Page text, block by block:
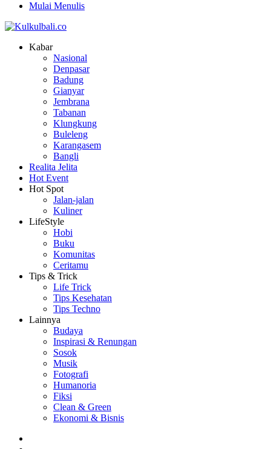
Mulai Menulis
Kabar
Nasional
Denpasar
Badung
Gianyar
Jembrana
Tabanan
Klungkung
Buleleng
Karangasem
Bangli
Realita Jelita
Hot Event
Hot Spot
Jalan-jalan
Kuliner
LifeStyle
Hobi
Buku
Komunitas
Ceritamu
Tips & Trick
Life Trick
Tips Kesehatan
Tips Techno
Lainnya
Budaya
Inspirasi & Renungan
Sosok
Musik
Fotografi
Humanoria
Fiksi
Clean & Green
Ekonomi & Bisnis